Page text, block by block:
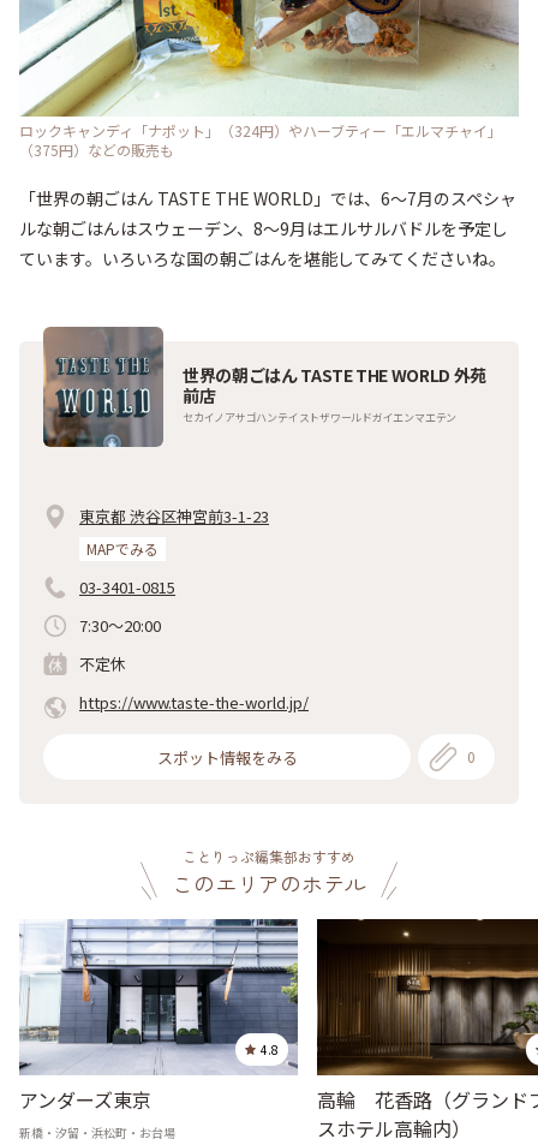
ロックキャンディ「ナポット」（324円）やハーブティー「エルマチャイ」
（375円）などの販売も
「世界の朝ごはん TASTE THE WORLD」では、6～7月のスペシャ
ルな朝ごはんはスウェーデン、8～9月はエルサルバドルを予定し
ています。いろいろな国の朝ごはんを堪能してみてくださいね。
世界の朝ごはん TASTE THE WORLD 外苑
前店
セカイノアサゴハンテイストザワールドガイエンマエテン
東京都 渋谷区神宮前3-1-23
MAPでみる
03-3401-0815
7:30～20:00
不定休
https://www.taste-the-world.jp/
スポット情報をみる 0
ことりっぷ編集部おすすめ
このエリアのホテル
4.8
アンダーズ東京
新橋・汐留・浜松町・お台場
高輪 花香路（グランド
スホテル高輪内）